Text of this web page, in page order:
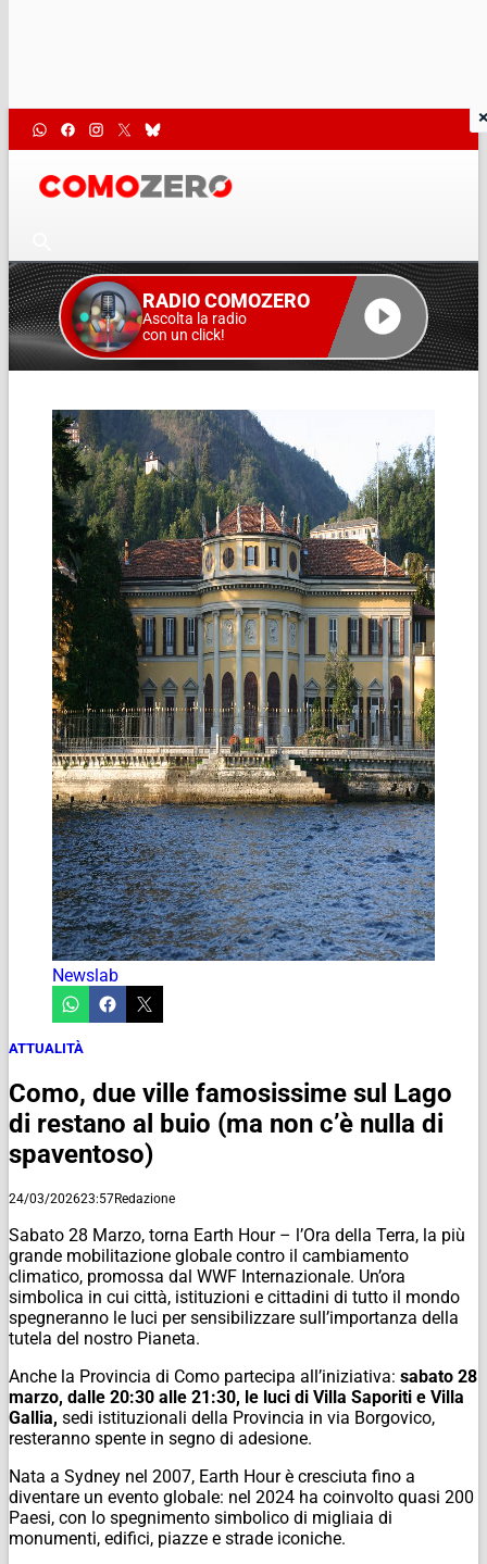
RADIO COMOZERO
Ascolta la radio
con un click!
Newslab
ATTUALITÀ
Como, due ville famosissime sul Lago
di restano al buio (ma non c’è nulla di
spaventoso)
24/03/202623:57Redazione
Sabato 28 Marzo, torna Earth Hour – l’Ora della Terra, la più
grande mobilitazione globale contro il cambiamento
climatico, promossa dal WWF Internazionale. Un’ora
simbolica in cui città, istituzioni e cittadini di tutto il mondo
spegneranno le luci per sensibilizzare sull’importanza della
tutela del nostro Pianeta.
Anche la Provincia di Como partecipa all’iniziativa: sabato 28
marzo, dalle 20:30 alle 21:30, le luci di Villa Saporiti e Villa
Gallia, sedi istituzionali della Provincia in via Borgovico,
resteranno spente in segno di adesione.
Nata a Sydney nel 2007, Earth Hour è cresciuta fino a
diventare un evento globale: nel 2024 ha coinvolto quasi 200
Paesi, con lo spegnimento simbolico di migliaia di
monumenti, edifici, piazze e strade iconiche.